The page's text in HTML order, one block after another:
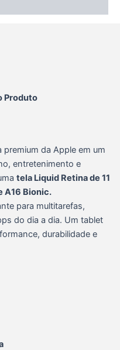
Produto
premium da Apple em um
entretenimento e
tela Liquid Retina de 11
A16 Bionic.
para multitarefas,
do dia a dia. Um tablet
durabilidade e